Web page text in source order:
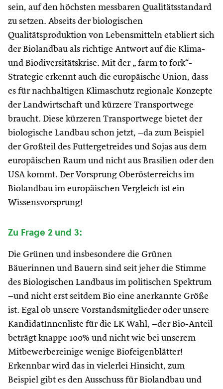
sein, auf den höchsten messbaren Qualitätsstandard
zu setzen. Abseits der biologischen
Qualitätsproduktion von Lebensmitteln etabliert sich
der Biolandbau als richtige Antwort auf die Klima-
und Biodiversitätskrise. Mit der „ farm to fork“-
Strategie erkennt auch die europäische Union, dass
es für nachhaltigen Klimaschutz regionale Konzepte
der Landwirtschaft und kürzere Transportwege
braucht. Diese kürzeren Transportwege bietet der
biologische Landbau schon jetzt, –da zum Beispiel
der Großteil des Futtergetreides und Sojas aus dem
europäischen Raum und nicht aus Brasilien oder den
USA kommt. Der Vorsprung Oberösterreichs im
Biolandbau im europäischen Vergleich ist ein
Wissensvorsprung!
Zu Frage 2 und 3:
Die Grünen und insbesondere die Grünen
Bäuerinnen und Bauern sind seit jeher die Stimme
des Biologischen Landbaus im politischen Spektrum
–und nicht erst seitdem Bio eine anerkannte Größe
ist. Egal ob unsere Vorstandsmitglieder oder unsere
KandidatInnenliste für die LK Wahl, –der Bio-Anteil
beträgt knappe 100% und nicht wie bei unserem
Mitbewerbereinige wenige Biofeigenblätter!
Erkennbar wird das in vielerlei Hinsicht, zum
Beispiel gibt es den Ausschuss für Biolandbau und